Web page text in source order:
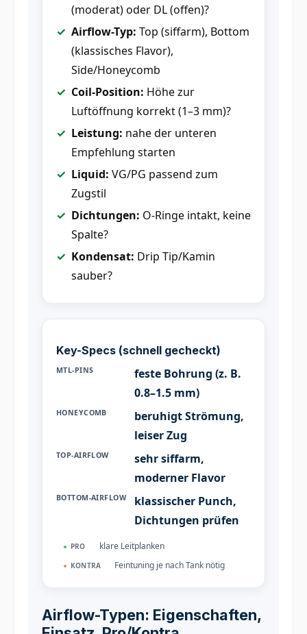
(moderat) oder DL (offen)?
Airflow-Typ: Top (siffarm), Bottom
(klassisches Flavor),
Side/Honeycomb
Coil-Position: Höhe zur
Luftöffnung korrekt (1–3 mm)?
Leistung: nahe der unteren
Empfehlung starten
Liquid: VG/PG passend zum
Zugstil
Dichtungen: O-Ringe intakt, keine
Spalte?
Kondensat: Drip Tip/Kamin
sauber?
Key-Specs (schnell gecheckt)
MTL-PINS
feste Bohrung (z. B.
0.8–1.5 mm)
HONEYCOMB
beruhigt Strömung,
leiser Zug
TOP-AIRFLOW
sehr siffarm,
moderner Flavor
BOTTOM-AIRFLOW
klassischer Punch,
Dichtungen prüfen
PRO klare Leitplanken
KONTRA Feintuning je nach Tank nötig
Airflow-Typen: Eigenschaften,